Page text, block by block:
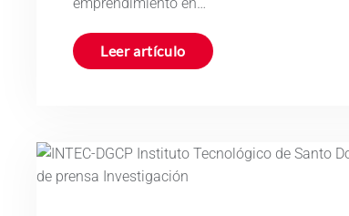
Leer artículo